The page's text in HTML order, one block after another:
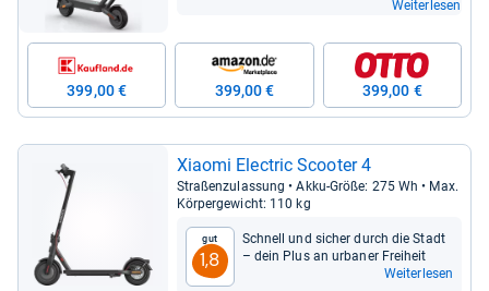
Weiterlesen
399,00 € 399,00 € 399,00 €
Xiaomi Elec­tric Scoo­ter 4
Stra­ßen­zu­las­sung • Akku-​Größe: 275 Wh • Max.
Kör­per­ge­wicht: 110 kg
Gut
1,8
Schnell und sicher durch die Stadt
– dein Plus an urba­ner Frei­heit
Weiterlesen